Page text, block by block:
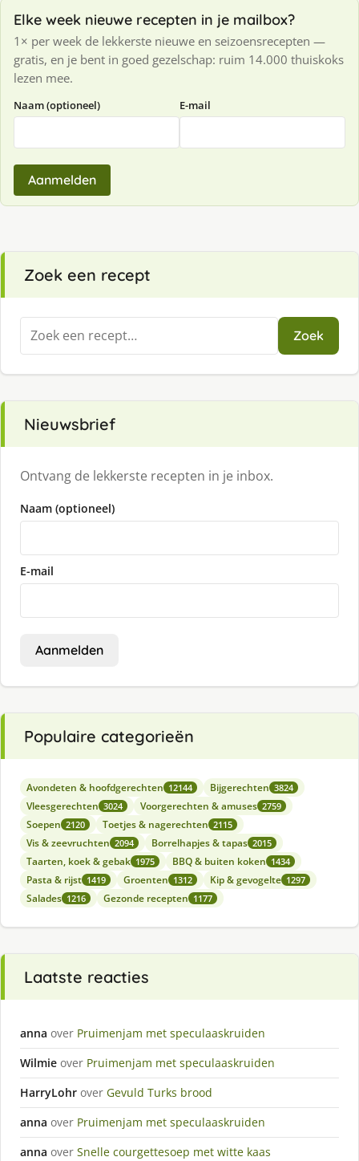
Elke week nieuwe recepten in je mailbox?
1× per week de lekkerste nieuwe en seizoensrecepten —
gratis, en je bent in goed gezelschap: ruim 14.000 thuiskoks
lezen mee.
Naam (optioneel) E-mail
Aanmelden
Zoek een recept
Zoeken
naar:
Zoek
Nieuwsbrief
Ontvang de lekkerste recepten in je inbox.
Naam (optioneel)
E-mail
Aanmelden
Populaire categorieën
Avondeten & hoofdgerechten 12144 Bijgerechten 3824
Vleesgerechten 3024 Voorgerechten & amuses 2759
Soepen 2120 Toetjes & nagerechten 2115
Vis & zeevruchten 2094 Borrelhapjes & tapas 2015
Taarten, koek & gebak 1975 BBQ & buiten koken 1434
Pasta & rijst 1419 Groenten 1312 Kip & gevogelte 1297
Salades 1216 Gezonde recepten 1177
Laatste reacties
anna over Pruimenjam met speculaaskruiden
Wilmie over Pruimenjam met speculaaskruiden
HarryLohr over Gevuld Turks brood
anna over Pruimenjam met speculaaskruiden
anna over Snelle courgettesoep met witte kaas